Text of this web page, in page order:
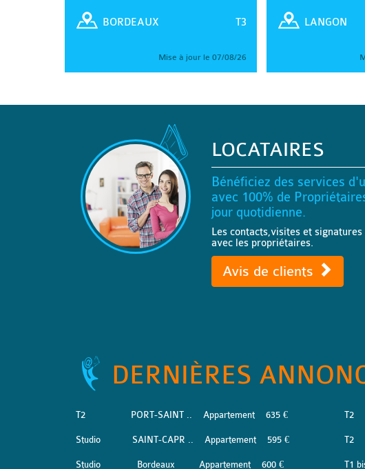
T3
BORDEAUX
Mise à jour le 07/08/26
LANGON
LOCATAIRES
Bénéficiez des services
avec 100% de
jour quotidienne.
Les contacts,visites et
avec les propriétaires.
Avis de clients
DERNIÈRES
T2 PORT-SAINT .. Appartement 635 €
Studio SAINT-CAPR .. Appartement 595 €
Studio Bordeaux Appartement 600 €
T2
T2
T1